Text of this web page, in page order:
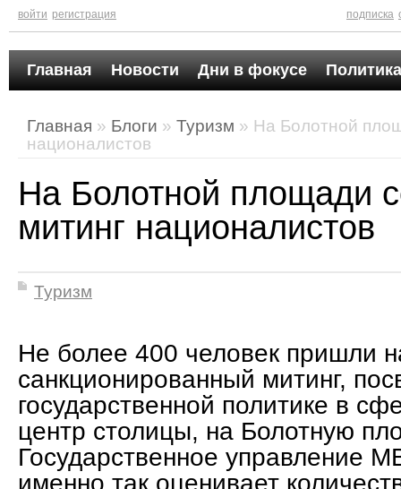
войти регистрация подписка
Главная Новости Дни в фокусе
Главная » Блоги » Туризм » На Болотной
националистов
На Болотной площади
митинг националистов
Туризм
Не более 400 человек пришли
санкционированный митинг,
государственной политике в
центр столицы, на Болотную
Государственное управление
именно так оценивает